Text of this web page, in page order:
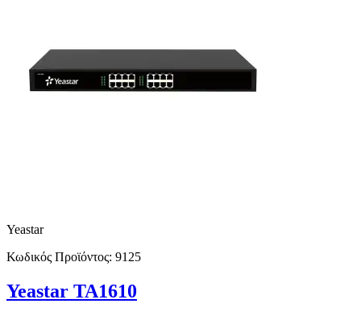
Yeastar
Κωδικός Προϊόντος: 9125
Yeastar ΤΑ1610